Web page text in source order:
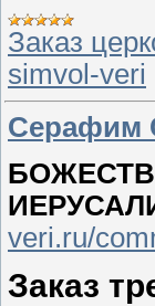
Заказ
simvol-veri
Серафим
veri.ru/
Заказ